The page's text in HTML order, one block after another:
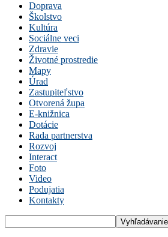
Doprava
Školstvo
Kultúra
Sociálne veci
Zdravie
Životné prostredie
Mapy
Úrad
Zastupiteľstvo
Otvorená župa
E-knižnica
Dotácie
Rada partnerstva
Rozvoj
Interact
Foto
Video
Podujatia
Kontakty